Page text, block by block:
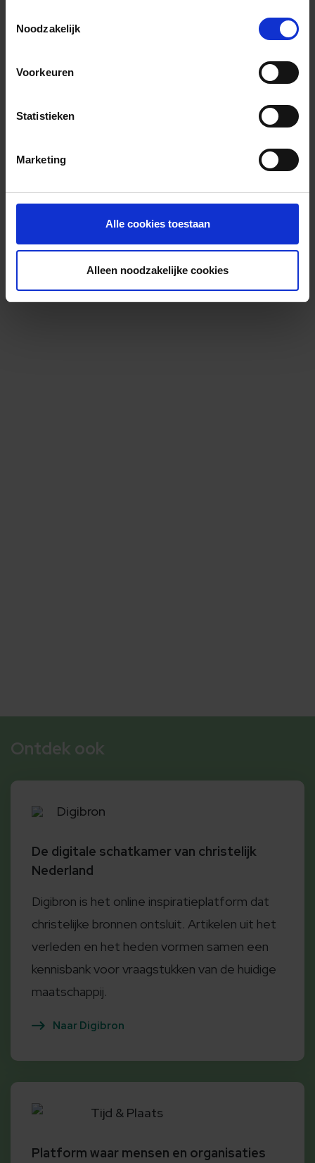
Noodzakelijk
Voorkeuren
Statistieken
Marketing
Alle cookies toestaan
Alleen noodzakelijke cookies
Ontdek ook
Digibron
De digitale schatkamer van christelijk
Nederland
Digibron is het online inspiratieplatform dat
christelijke bronnen ontsluit. Artikelen uit het
verleden en het heden vormen samen een
kennisbank voor vraagstukken van de huidige
maatschappij.
Naar Digibron
Tijd & Plaats
Platform waar mensen en organisaties